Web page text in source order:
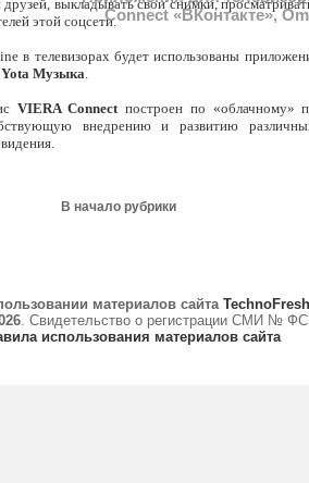
Connect «ВКонтакте»,
выкладывать свои снимки,
этой соцсети.
в телевизорах будет использованы
Yota Музыка.
VIERA Connectпостроен по «облачному»
внедрению и развитию
В начало рубрики
материалов сайта
. Свидетельство о регистрации СМИ № ФС
использования материалов сайта